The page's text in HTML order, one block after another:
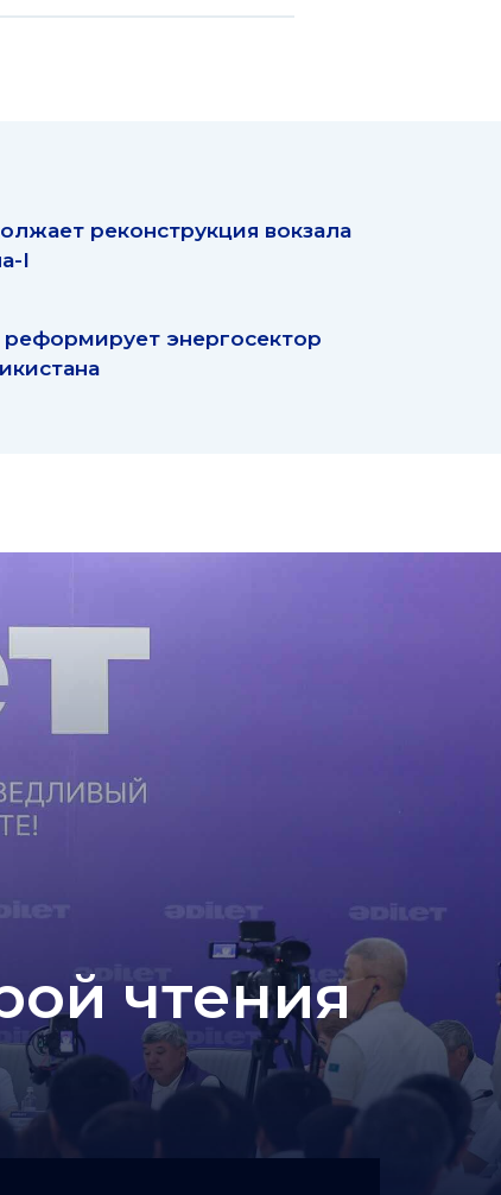
реконструкция вокзала
I
энергосектор
чтения